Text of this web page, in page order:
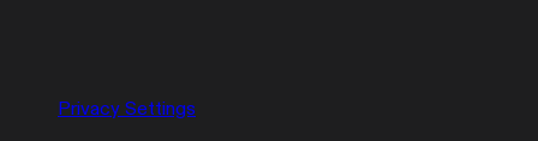
Privacy Settings